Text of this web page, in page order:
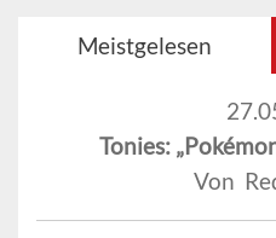
Meistgelesen
Tonies:
Von